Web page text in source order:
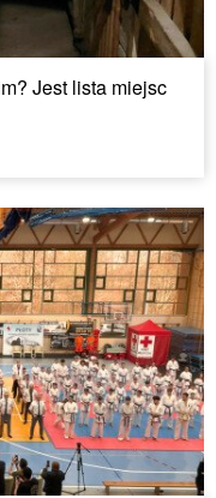
Jest lista miejsc